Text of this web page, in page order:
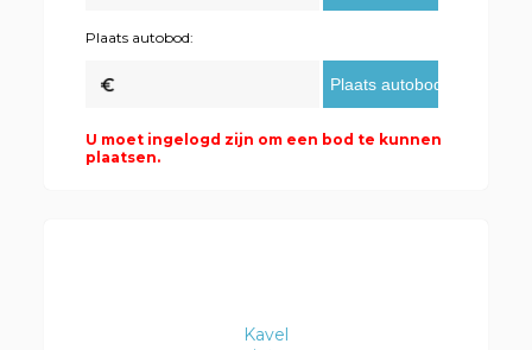
Plaats autobod:
U moet ingelogd zijn om een bod te kunnen
plaatsen.
Kavel